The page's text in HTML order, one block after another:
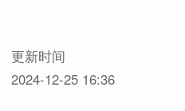
更新时间
2024-12-25 16:36